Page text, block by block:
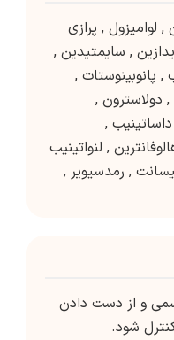
, لوامیزول , پرازی
, سایمتیدین ,
, پانوبینوستات ,
, دولاسترون ,
داساتینیب ,
, لنواتینیب
, رمدسیویر ,
و از دست دادن
شود.